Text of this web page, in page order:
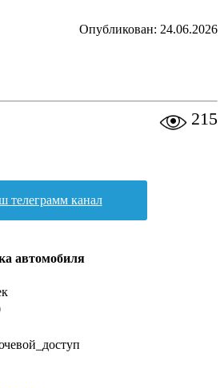
Опубликован: 24.06.2026
215
телеграмм канал
автомобиля